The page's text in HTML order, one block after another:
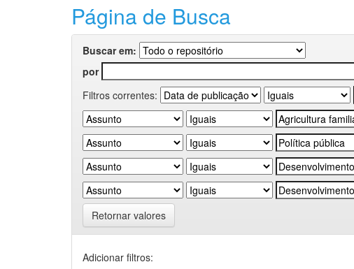
Página de Busca
Buscar em:
por
Filtros correntes:
Retornar valores
Adicionar filtros: